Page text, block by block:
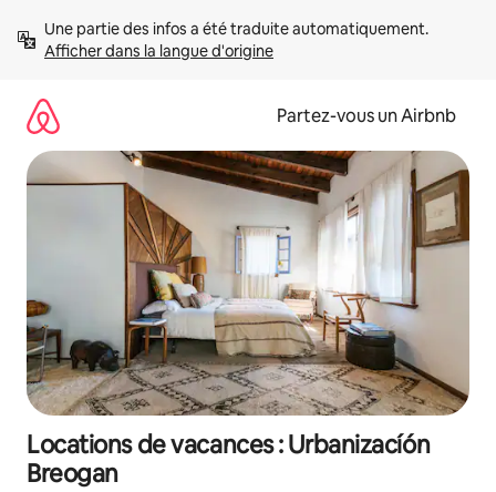
directement
Afficher dans la langue d'origine
Partez-vous un Airbnb
Locations de vacances : Urbanizacíón
Breogan